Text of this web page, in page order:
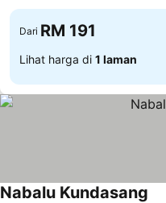
Dari RM 191
Lihat harga di 1 laman
Nabalu Kundasang